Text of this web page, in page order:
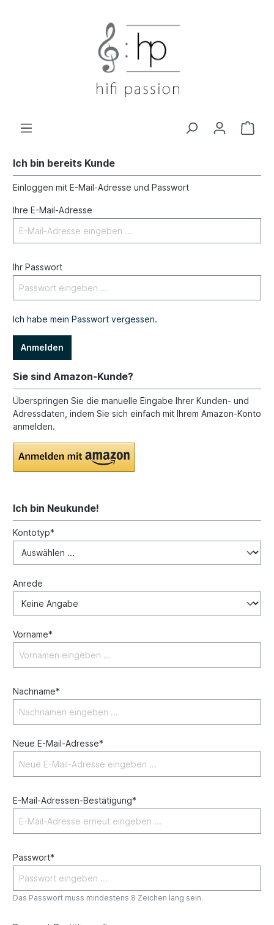
Ich bin bereits Kunde
Einloggen mit E-Mail-Adresse und Passwort
Ihre E-Mail-Adresse
Ihr Passwort
Ich habe mein Passwort vergessen.
Anmelden
Sie sind Amazon-Kunde?
Überspringen Sie die manuelle Eingabe Ihrer Kunden- und
Adressdaten, indem Sie sich einfach mit Ihrem Amazon-Konto
anmelden.
Ich bin Neukunde!
Kontotyp*
Anrede
Vorname*
Nachname*
Neue E-Mail-Adresse*
E-Mail-Adressen-Bestätigung*
Passwort*
Das Passwort muss mindestens 8 Zeichen lang sein.